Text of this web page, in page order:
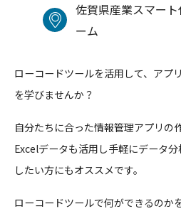
佐賀県産業スマー
ーム
ローコードツールを活用して、アプ
を学びませんか？
自分たちに合った情報管理アプリの
Excelデータも活用し手軽にデータ
したい方にもオススメです。
ローコードツールで何ができるのか